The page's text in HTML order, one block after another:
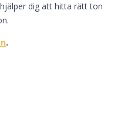
dig att hitta rätt ton
.